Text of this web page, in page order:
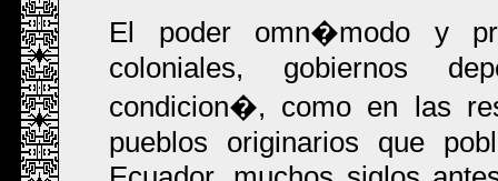
El poder omn�modo y
coloniales, gobiernos
condicion�, como en las
pueblos originarios que